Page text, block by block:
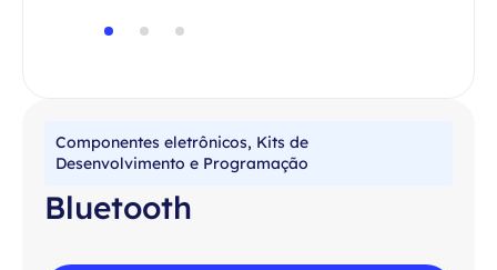
Componentes eletrônicos, Kits de
Desenvolvimento e Programação
Bluetooth